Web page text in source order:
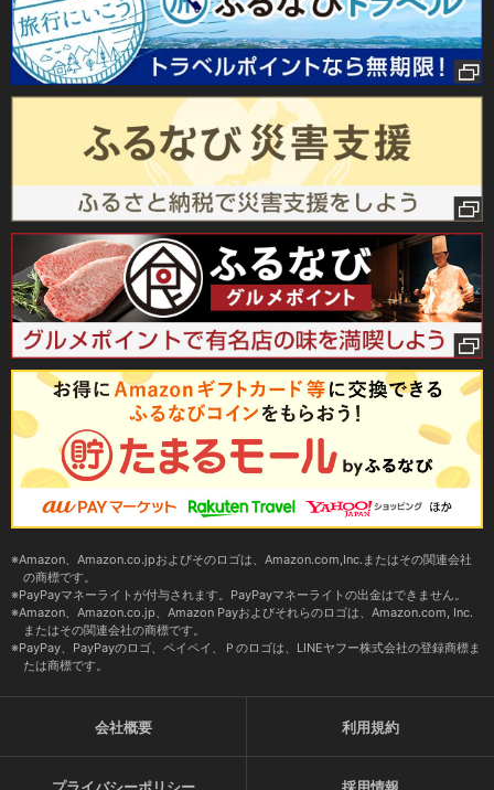
Amazon、Amazon.co.jpおよびそのロゴは、Amazon.com,Inc.またはその関連会社
の商標です。
PayPayマネーライトが付与されます。PayPayマネーライトの出金はできません。
Amazon、Amazon.co.jp、Amazon Payおよびそれらのロゴは、Amazon.com, Inc.
またはその関連会社の商標です。
PayPay、PayPayのロゴ、ペイペイ、Ｐのロゴは、LINEヤフー株式会社の登録商標ま
たは商標です。
会社概要 利用規約
プライバシーポリシー 採用情報